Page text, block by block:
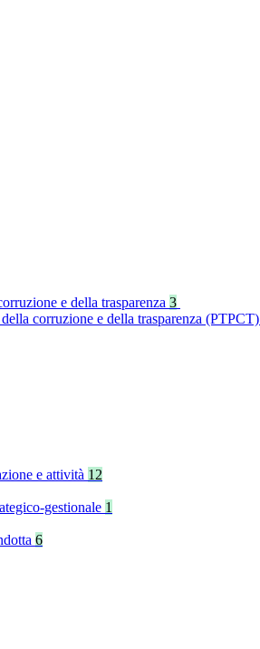
e della trasparenza 3
corruzione e della trasparenza (PTPCT)
e attività 12
gestionale 1
6